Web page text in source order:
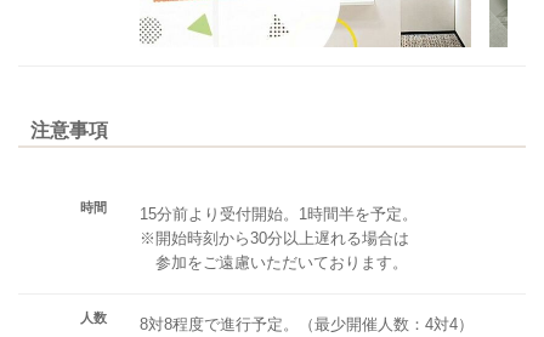
注意事項
時間
15分前より受付開始。1時間半を予定。
※開始時刻から30分以上遅れる場合は
参加をご遠慮いただいております。
人数
8対8程度で進行予定。（最少開催人数：4対4）